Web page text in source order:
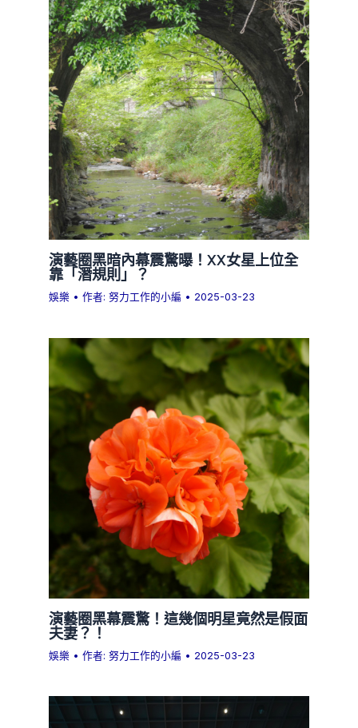
演藝圈黑暗內幕震驚曝！XX女星上位全
靠「潛規則」？
娛樂 • 作者:努力工作的小編 • 2025-03-23
演藝圈黑幕震驚！這幾個明星竟然是假面
夫妻？！
娛樂 • 作者:努力工作的小編 • 2025-03-23